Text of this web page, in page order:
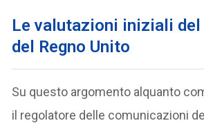
Le valutazioni iniziali
del Regno Unito
Su questo argomento alquanto
il regolatore delle comunicazioni